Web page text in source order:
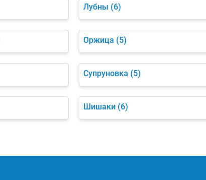
Лубны (6)
Оржица (5)
Супруновка (5)
Шишаки (6)